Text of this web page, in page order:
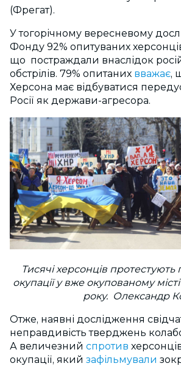
(Фрегат).
У тогорічному вересневому
Фонду 92% опитуваних
що постраждали внаслідок
обстрілів. 79% опитаних вважає,
Херсона має відбуватися
Росії як держави-агресора.
Тисячі херсонців протестують
окупації у вже окупованому
року. Олександр
Отже, наявні дослідження
неправдивість тверджень
А величезний спротив
окупації, який зафільмували